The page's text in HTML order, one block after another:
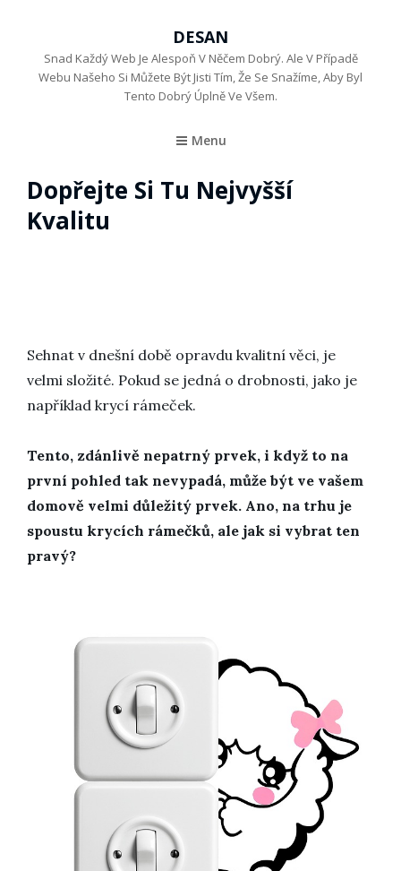
DESAN
Snad Každý Web Je Alespoň V Něčem Dobrý. Ale V Případě
Webu Našeho Si Můžete Být Jisti Tím, Že Se Snažíme, Aby Byl
Tento Dobrý Úplně Ve Všem.
Menu
Dopřejte Si Tu Nejvyšší
Kvalitu
Sehnat v dnešní době opravdu kvalitní věci, je
velmi složité. Pokud se jedná o drobnosti, jako je
například krycí rámeček.
Tento, zdánlivě nepatrný prvek, i když to na
první pohled tak nevypadá, může být ve vašem
domově velmi důležitý prvek. Ano, na trhu je
spoustu krycích rámečků, ale jak si vybrat ten
pravý?